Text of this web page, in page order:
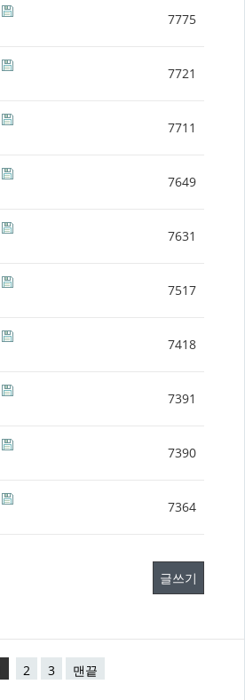
7775
7721
7711
7649
7631
7517
7418
7391
7390
7364
글쓰기
2 3 맨끝